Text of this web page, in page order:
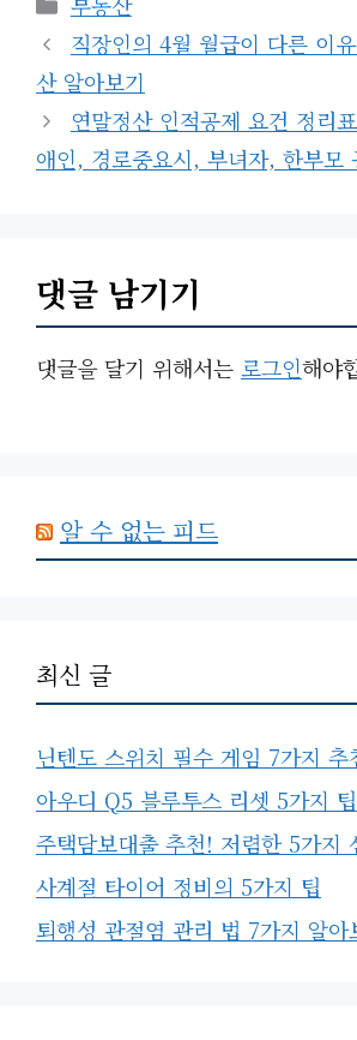
테
고
리
직장인의 4월 월급이 다른 이
산 알아보기
연말정산 인적공제 요건 정리
애인, 경로중요시, 부녀자, 한부모
댓글 남기기
댓글을 달기 위해서는 로그인해야
알 수 없는 피드
최신 글
닌텐도 스위치 필수 게임 7가지 추
아우디 Q5 블루투스 리셋 5가지 팁
주택담보대출 추천! 저렴한 5가지
사계절 타이어 정비의 5가지 팁
퇴행성 관절염 관리 법 7가지 알아